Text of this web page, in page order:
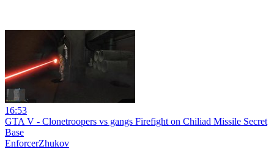
16:53
GTA V - Clonetroopers vs gangs Firefight on Chiliad Missile Secret
Base
EnforcerZhukov